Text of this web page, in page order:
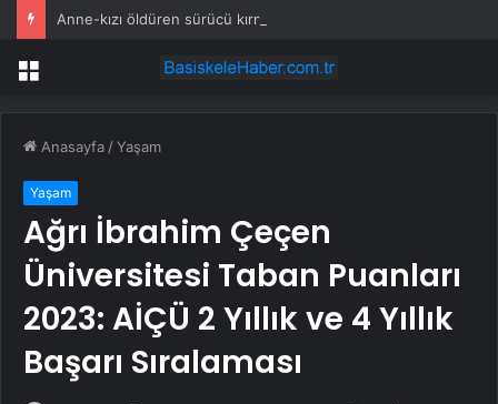
Menü
Anasayfa /Yaşam
Yaşam
Ağrı İbrahim Çeçen
Üniversitesi Taban Puanları
2023: AİÇÜ 2 Yıllık ve 4 Yıllık
Başarı Sıralaması